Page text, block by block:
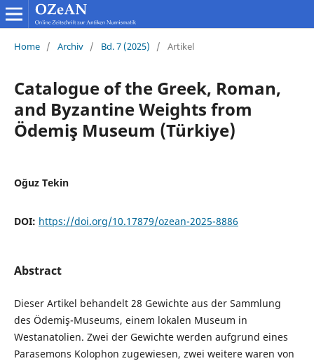
Home / Archiv / Bd. 7 (2025) / Artikel
Catalogue of the Greek, Roman,
and Byzantine Weights from
Ödemiş Museum (Türkiye)
Oğuz Tekin
DOI: https://doi.org/10.17879/ozean-2025-8886
Abstract
Dieser Artikel behandelt 28 Gewichte aus der Sammlung
des Ödemiş-Museums, einem lokalen Museum in
Westanatolien. Zwei der Gewichte werden aufgrund eines
Parasemons Kolophon zugewiesen, zwei weitere waren von